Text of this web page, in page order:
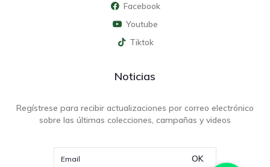
Facebook
Youtube
Tiktok
Noticias
Regístrese para recibir actualizaciones por correo electrónico
sobre las últimas colecciones, campañas y videos
OK